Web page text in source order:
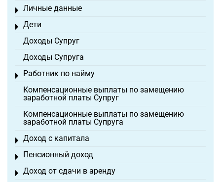
Личные данные
Toggle menu
Дети
Toggle menu
Доходы Супруг
Доходы Супруга
Работник по найму
Toggle menu
Компенсационные выплаты по замещению
заработной платы Супруг
Компенсационные выплаты по замещению
заработной платы Супруга
Доход с капитала
Toggle menu
Пенсионный доход
Toggle menu
Доход от сдачи в аренду
Toggle menu